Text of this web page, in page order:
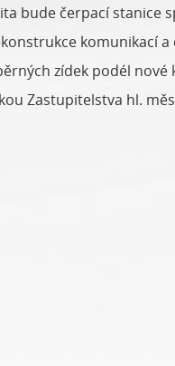
bude čerpací stanice
komunikací
zídek podél
Zastupitelstva hl.